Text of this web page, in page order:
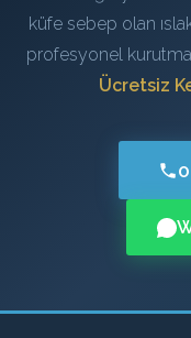
küfe sebep olan
profesyonel
Ücretsiz